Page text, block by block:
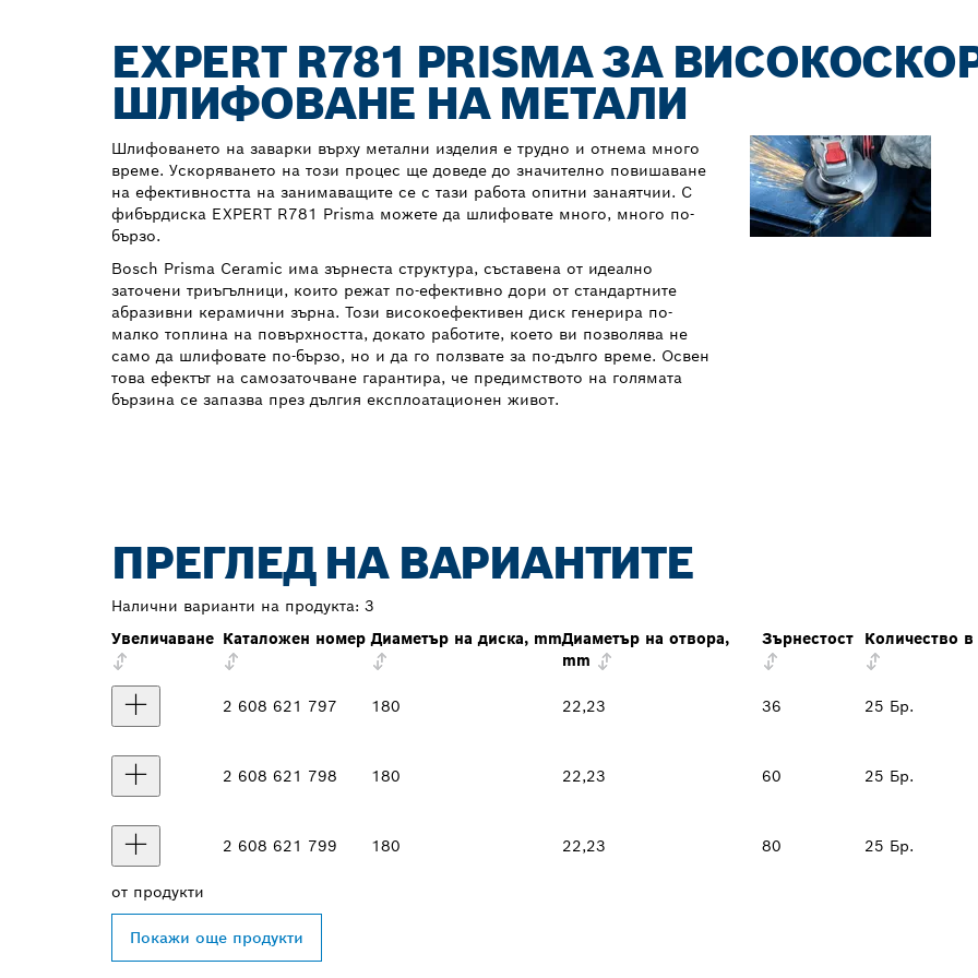
EXPERT R781 PRISMA ЗА
ШЛИФОВАНЕ НА МЕТАЛИ
Шлифоването на заварки върху метални изделия е трудно и отнема много
време. Ускоряването на този процес ще доведе до значително повишаване
на ефективността на занимаващите се с тази работа опитни занаятчии. С
фибърдиска EXPERT R781 Prisma можете да шлифовате много, много по-
бързо.
Bosch Prisma Ceramic има зърнестa структура, съставена от идеално
заточени триъгълници, които режат по-ефективно дори от стандартните
абразивни керамични зърна. Този високоефективен диск генерира по-
малко топлина на повърхността, докато работите, което ви позволява не
само да шлифовате по-бързо, но и да го ползвате за по-дълго време. Освен
това ефектът на самозаточване гарантира, че предимството на голямата
бързина се запазва през дългия експлоатационен живот.
ПРЕГЛЕД НА ВАРИАНТИТЕ
Налични варианти на продукта: 3
Увеличаване Каталожен номер Диаметър на диска, mmДиаметър на отвора,
mm
Зърнестост Количество
2 608 621 797 180 22,23 36 25 Бр.
2 608 621 798 180 22,23 60 25 Бр.
2 608 621 799 180 22,23 80 25 Бр.
от продукти
Покажи още продукти